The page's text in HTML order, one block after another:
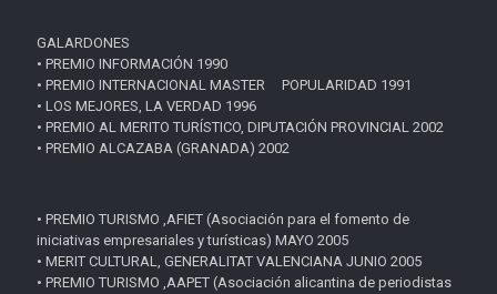
GALARDONES
• PREMIO INFORMACIÓN 1990
• PREMIO INTERNACIONAL MASTER POPULARIDAD 1991
• LOS MEJORES, LA VERDAD 1996
• PREMIO AL MERITO TURÍSTICO, DIPUTACIÓN PROVINCIAL 2002
• PREMIO ALCAZABA (GRANADA) 2002
• PREMIO TURISMO ,AFIET (Asociación para el fomento de
iniciativas empresariales y turísticas) MAYO 2005
• MERIT CULTURAL, GENERALITAT VALENCIANA JUNIO 2005
• PREMIO TURISMO ,AAPET (Asociación alicantina de periodistas